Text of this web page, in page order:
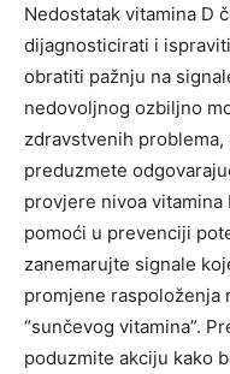
Nedostatak vitamina D
dijagnosticirati i
obratiti pažnju na
nedovoljnog ozbiljno
zdravstvenih
preduzmete
provjere nivoa vitamina
pomoći u prevenciji
zanemarujte signale
promjene raspoloženja
“sunčevog vitamina”.
poduzmite akciju kako